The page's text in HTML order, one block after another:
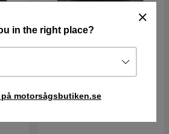
in the right place?
motorsågsbutiken.se